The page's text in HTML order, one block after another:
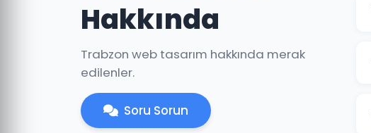
Hakkında
Trabzon web tasarım hakkında merak
edilenler.
Soru Sorun